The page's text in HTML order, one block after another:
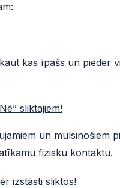
kas īpašs un pieder
sliktajiem!
un mulsinošiem
fizisku kontaktu.
izstāsti sliktos!